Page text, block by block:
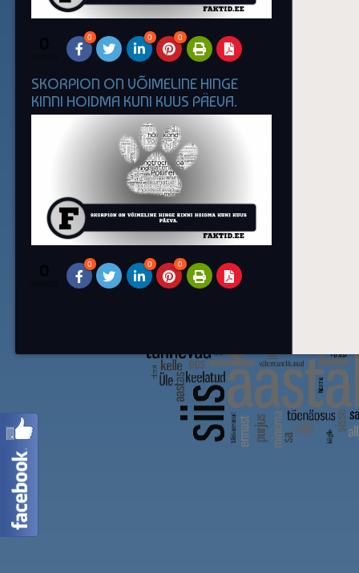
0 0 0 0
SKORPION ON VÕIMELINE HINGE
KINNI HOIDMA KUNI KUUS PÄEVA.
0 0 0 0